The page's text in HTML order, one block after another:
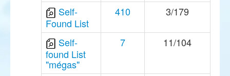
Self-
Found List
410 3/179
Self-
found List
"mégas"
7 11/104